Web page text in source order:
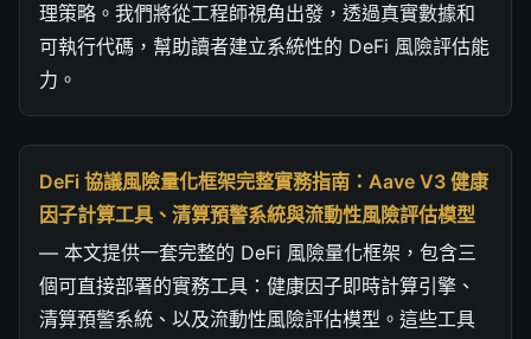
理策略。我們將從工程師視角出發，透過真實數據和
可執行代碼，幫助讀者建立系統性的 DeFi 風險評估能
力。
DeFi 協議風險量化框架完整實務指南：Aave V3 健康
因子計算工具、清算預警系統與流動性風險評估模型
— 本文提供一套完整的 DeFi 風險量化框架，包含三
個可直接部署的實務工具：健康因子即時計算引擎、
清算預警系統、以及流動性風險評估模型。這些工具